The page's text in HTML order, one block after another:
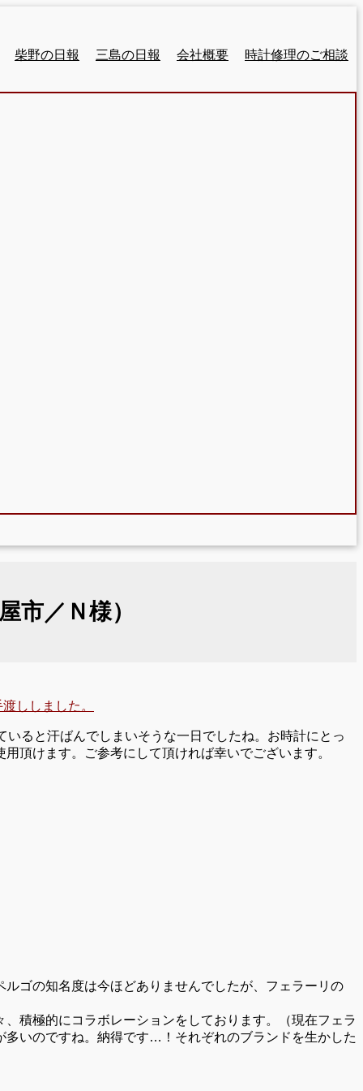
柴野の日報 三島の日報 会社概要 時計修理のご相談
市／Ｎ様）
ししました。
ると汗ばんでしまいそうな一日でしたね。お時計にとっ
頂けます。ご参考にして頂ければ幸いでございます。
ゴの知名度は今ほどありませんでしたが、フェラーリの
積極的にコラボレーションをしております。（現在フェラ
いのですね。納得です…！それぞれのブランドを生かした